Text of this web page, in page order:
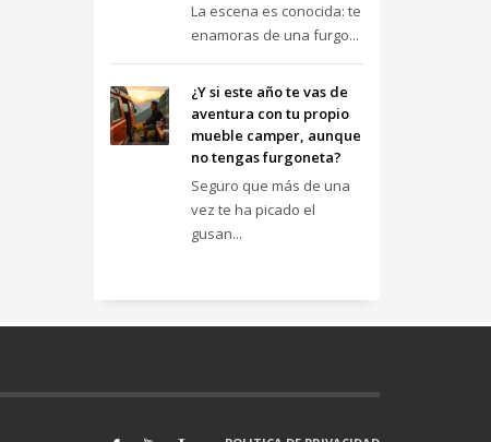
La escena es conocida: te
enamoras de una furgo...
¿Y si este año te vas de
aventura con tu propio
mueble camper, aunque
no tengas furgoneta?
Seguro que más de una
vez te ha picado el
gusan...